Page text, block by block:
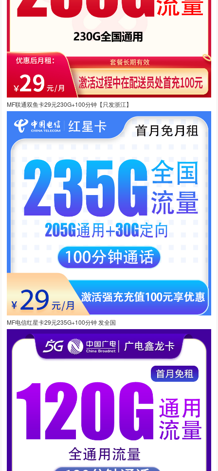
MF联通双鱼卡29元230G+100分钟【只发浙江】
MF电信红星卡29元235G+100分钟 发全国